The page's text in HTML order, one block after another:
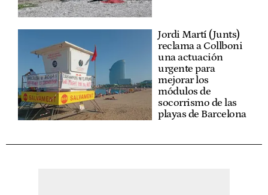
Jordi Martí (Junts)
reclama a Collboni
una actuación
urgente para
mejorar los
módulos de
socorrismo de las
playas de Barcelona